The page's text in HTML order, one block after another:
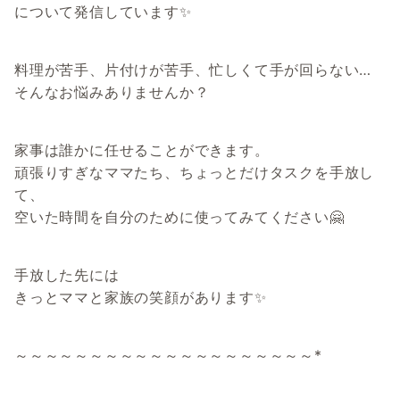
について発信しています✨
料理が苦手、片付けが苦手、忙しくて手が回らない…
そんなお悩みありませんか？
家事は誰かに任せることができます。
頑張りすぎなママたち、ちょっとだけタスクを手放し
て、
空いた時間を自分のために使ってみてください🤗
手放した先には
きっとママと家族の笑顔があります✨
～～～～～～～～～～～～～～～～～～～～*